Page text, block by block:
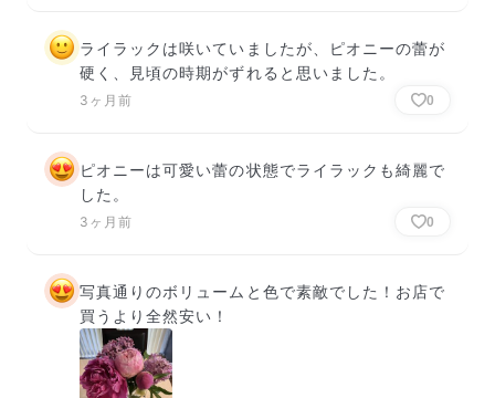
ライラックは咲いていましたが、ピオニーの蕾が
硬く、見頃の時期がずれると思いました。
3ヶ月前 0
ピオニーは可愛い蕾の状態でライラックも綺麗で
した。
3ヶ月前 0
写真通りのボリュームと色で素敵でした！お店で
買うより全然安い！